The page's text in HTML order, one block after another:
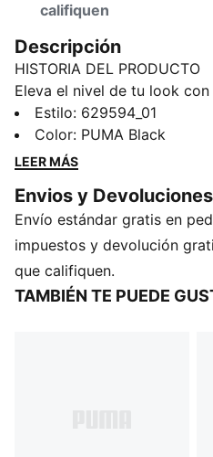
califiquen
Descripción
HISTORIA DEL PRODUCTO
Eleva el nivel de tu look
corte oversize. Cuentan con
bordado, bolsillos laterales
elásticos en la parte de
Prepárate para hacer una
CARACTERÍSTICAS Y
Producto fabricado con
excepción de bordes y
windCELL: Tecnología
Estilo: 629594_01
Color: PUMA Black
LEER MÁS
Envios y Devoluciones
Envío estándar gratis en
impuestos y devolución
que califiquen.
TAMBIÉN TE PUEDE